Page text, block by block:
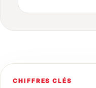
CHIFFRES CLÉS